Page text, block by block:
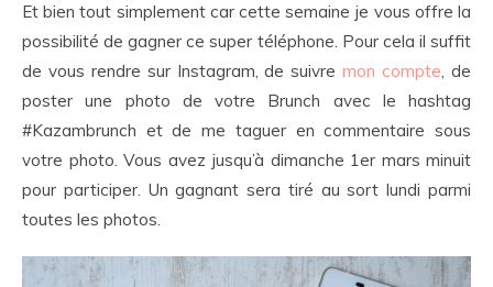
Et bien tout simplement car cette semaine je vous offre la
possibilité de gagner ce super téléphone. Pour cela il suffit
de vous rendre sur Instagram, de suivremon compte, de
poster une photo de votre Brunch avec le hashtag
#Kazambrunch et de me taguer en commentaire sous
votre photo. Vous avez jusqu’à dimanche 1er mars minuit
pour participer. Un gagnant sera tiré au sort lundi parmi
toutes les photos.